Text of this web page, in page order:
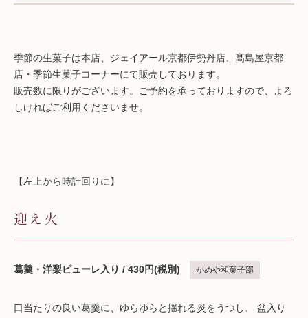
季節の生菓子は本店、ジェイアール京都伊勢丹店、髙島屋京都
店・季節生菓子コーナーにて販売しております。
販売数に限りがございます。ご予約を承っておりますので、よろ
しければご利用くださいませ。
【左上から時計回りに】
迎え火
葛羹・洋梨ピューレ入り / 430円(税別) かめや和菓子部
口当たりの良い葛羹に、ゆらゆらと揺れる炎をうつし、 盆入り